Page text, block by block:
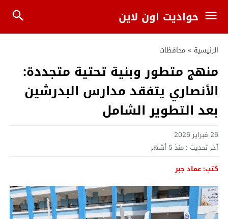
حواديت اون لاين
الرئيسية » محافظات
منهج متطور وبنية تحتية متجددة:
الأنصاري يتفقد مدارس البدرشين
بعد التطوير الشامل
26 فبراير 2026
آخر تحديث : منذ 5 أشهر
كتب: عماد جبر